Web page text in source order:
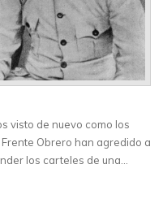
visto de nuevo como los
Obrero han agredido a
los carteles de una…